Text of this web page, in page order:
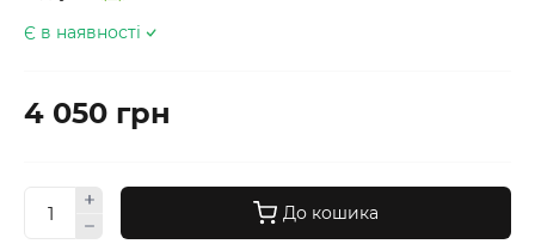
Є в наявності
4 050 грн
До кошика